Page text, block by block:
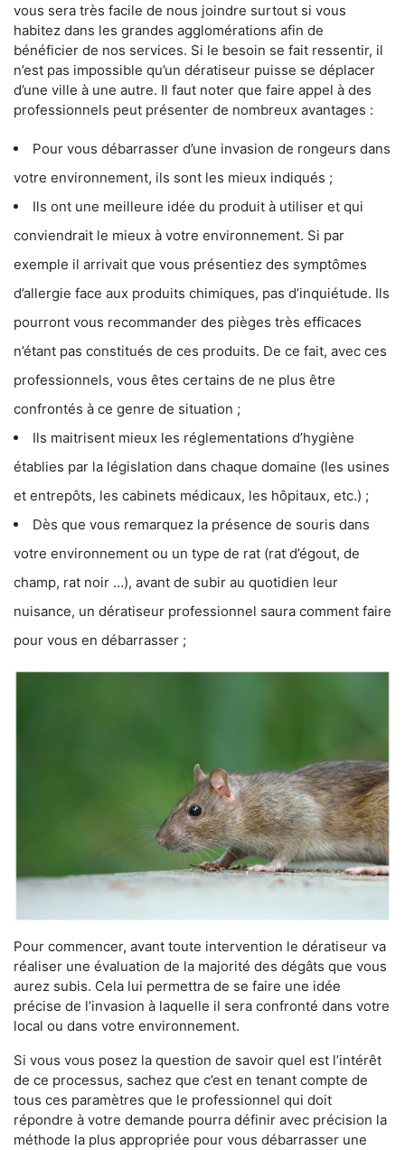
vous sera très facile de nous joindre surtout si vous
habitez dans les grandes agglomérations afin de
bénéficier de nos services. Si le besoin se fait ressentir, il
n’est pas impossible qu’un dératiseur puisse se déplacer
d’une ville à une autre. Il faut noter que faire appel à des
professionnels peut présenter de nombreux avantages :
Pour vous débarrasser d’une invasion de rongeurs dans
votre environnement, ils sont les mieux indiqués ;
Ils ont une meilleure idée du produit à utiliser et qui
conviendrait le mieux à votre environnement. Si par
exemple il arrivait que vous présentiez des symptômes
d’allergie face aux produits chimiques, pas d’inquiétude. Ils
pourront vous recommander des pièges très efficaces
n’étant pas constitués de ces produits. De ce fait, avec ces
professionnels, vous êtes certains de ne plus être
confrontés à ce genre de situation ;
Ils maitrisent mieux les réglementations d’hygiène
établies par la législation dans chaque domaine (les usines
et entrepôts, les cabinets médicaux, les hôpitaux, etc.) ;
Dès que vous remarquez la présence de souris dans
votre environnement ou un type de rat (rat d’égout, de
champ, rat noir …), avant de subir au quotidien leur
nuisance, un dératiseur professionnel saura comment faire
pour vous en débarrasser ;
Pour commencer, avant toute intervention le dératiseur va
réaliser une évaluation de la majorité des dégâts que vous
aurez subis. Cela lui permettra de se faire une idée
précise de l’invasion à laquelle il sera confronté dans votre
local ou dans votre environnement.
Si vous vous posez la question de savoir quel est l’intérêt
de ce processus, sachez que c’est en tenant compte de
tous ces paramètres que le professionnel qui doit
répondre à votre demande pourra définir avec précision la
méthode la plus appropriée pour vous débarrasser une